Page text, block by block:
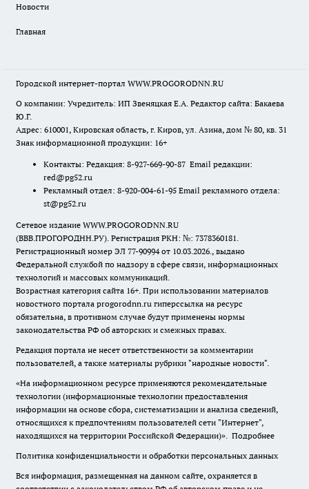
Новости
Главная
Городской интернет-портал WWW.PROGORODNN.RU
О компании: Учредитель: ИП Звеняцкая Е.А. Редактор сайта: Бакаева
Ю.Г.
Адрес: 610001, Кировская область, г. Киров, ул. Азина, дом № 80, кв. 31
Знак информационной продукции: 16+
Контакты: Редакция: 8-927-669-90-87 Email редакции:
red@pg52.ru
Рекламный отдел: 8-920-004-61-95 Email рекламного отдела:
st@pg52.ru
Сетевое издание WWW.PROGORODNN.RU
(ВВВ.ПРОГОРОДНН.РУ). Регистрация РКН: №: 7378360181.
Регистрационный номер ЭЛ 77-90994 от 10.03.2026., выдано
Федеральной службой по надзору в сфере связи, информационных
технологий и массовых коммуникаций.
Возрастная категория сайта 16+. При использовании материалов
новостного портала progorodnn.ru гиперссылка на ресурс
обязательна, в противном случае будут применены нормы
законодательства РФ об авторских и смежных правах.
Редакция портала не несет ответственности за комментарии
пользователей, а также материалы рубрики "народные новости".
«На информационном ресурсе применяются рекомендательные
технологии (информационные технологии предоставления
информации на основе сбора, систематизации и анализа сведений,
относящихся к предпочтениям пользователей сети "Интернет",
находящихся на территории Российской Федерации)». Подробнее
Политика конфиденциальности и обработки персональных данных
Вся информация, размещенная на данном сайте, охраняется в